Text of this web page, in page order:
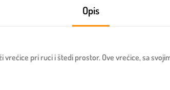
Opis
pri ruci i štedi prostor. Ove vrećice, sa